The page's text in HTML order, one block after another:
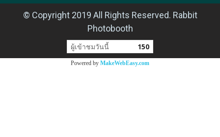
© Copyright 2019 All Rights Reserved. Rabbit
Photobooth
ผู้เข้าชมวันนี้ 150
Powered by MakeWebEasy.com